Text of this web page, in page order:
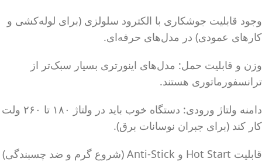
وجود قابلیت جوشکاری با الکترود سلولزی (برای لوله‌کشی و
کارهای عمودی) در مدل‌های حرفه‌ای.
وزن و قابلیت حمل: مدل‌های اینورتری بسیار سبک‌تر از
ترانسفورماتوری هستند.
دامنه ولتاژ ورودی: دستگاه خوب باید در ولتاژ ۱۸۰ تا ۲۶۰ ولت
کار کند (برای جبران نوسانات برق).
قابلیت Hot Start و Anti-Stick (شروع گرم و ضد چسبندگی)